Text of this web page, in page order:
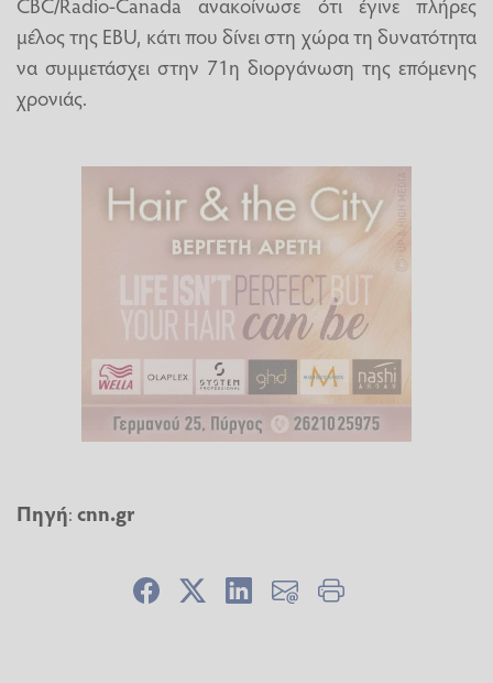
μέλος της EBU, κάτι που δίνει στη χώρα τη δυνατότητα
να συμμετάσχει στην 71η διοργάνωση της επόμενης
χρονιάς.
Πηγή:cnn.gr